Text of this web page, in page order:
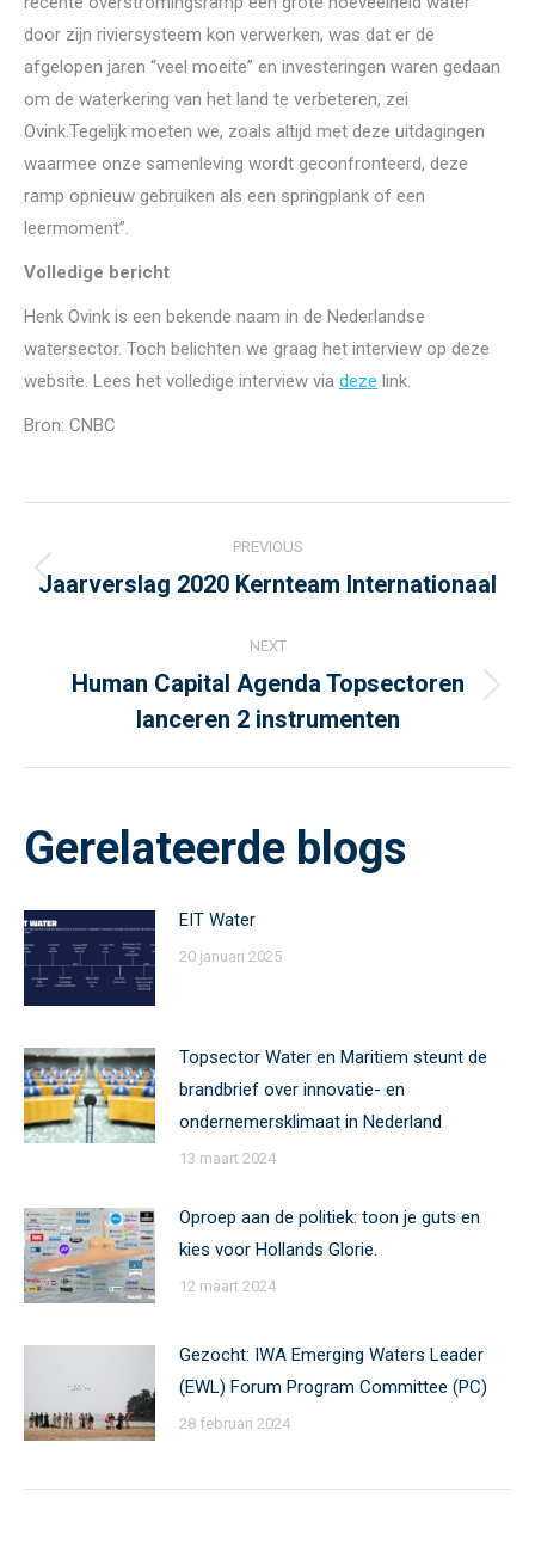
door zijn riviersysteem kon verwerken, was dat er de
afgelopen jaren “veel moeite” en investeringen waren gedaan
om de waterkering van het land te verbeteren, zei
Ovink.Tegelijk moeten we, zoals altijd met deze uitdagingen
waarmee onze samenleving wordt geconfronteerd, deze
ramp opnieuw gebruiken als een springplank of een
leermoment”.
Volledige bericht
Henk Ovink is een bekende naam in de Nederlandse
watersector. Toch belichten we graag het interview op deze
website. Lees het volledige interview via deze link.
Bron: CNBC
navigation
PREVIOUS
Previous
Jaarverslag 2020 Kernteam Internationaal
NEXT
Next
post:
Human Capital Agenda Topsectoren
lanceren 2 instrumenten
Gerelateerde blogs
EIT Water
20 januari 2025
Topsector Water en Maritiem steunt de
brandbrief over innovatie- en
ondernemersklimaat in Nederland
13 maart 2024
Oproep aan de politiek: toon je guts en
kies voor Hollands Glorie.
12 maart 2024
Gezocht: IWA Emerging Waters Leader
(EWL) Forum Program Committee (PC)
28 februari 2024